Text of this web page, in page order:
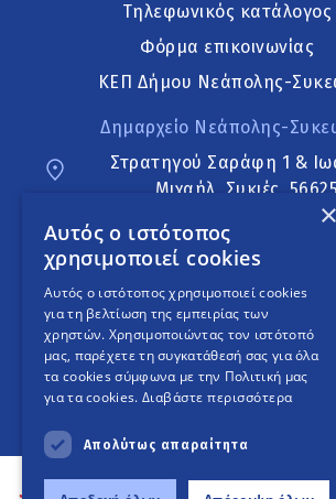
Τηλεφωνικός κατάλογος
Φόρμα επικοινωνίας
ΚΕΠ Δήμου Νεάπολης-
Δημαρχείο Νεάπολης-
Στρατηγού Σαράφη 1 &
Μιχαήλ, Συκιές, 56625
Ακολουθήστε
English Version
An project
×
Αυτός ο ιστότοπος
χρησιμοποιεί cookies
Αυτός ο ιστότοπος χρησιμοποιεί cookies
για τη βελτίωση της εμπειρίας των
χρηστών. Χρησιμοποιώντας τον ιστότοπό
μας, παρέχετε τη συγκατάθεσή σας για όλα
τα cookies σύμφωνα με την Πολιτική μας
για τα cookies. Διαβάστε περισσότερα
Απολύτως απαραίτητα